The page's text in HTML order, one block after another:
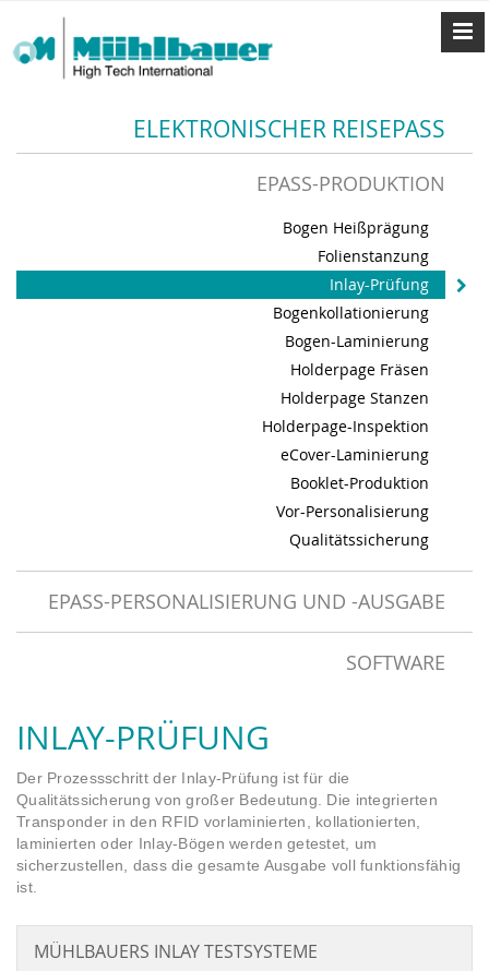
ELEKTRONISCHER REISEPASS
EPASS-PRODUKTION
Bogen Heißprägung
Folienstanzung
Inlay-Prüfung
Bogenkollationierung
Bogen-Laminierung
Holderpage Fräsen
Holderpage Stanzen
Holderpage-Inspektion
eCover-Laminierung
Booklet-Produktion
Vor-Personalisierung
Qualitätssicherung
EPASS-PERSONALISIERUNG UND -AUSGABE
SOFTWARE
INLAY-PRÜFUNG
Der Prozessschritt der Inlay-Prüfung ist für die
Qualitätssicherung von großer Bedeutung. Die integrierten
Transponder in den RFID vorlaminierten, kollationierten,
laminierten oder Inlay-Bögen werden getestet, um
sicherzustellen, dass die gesamte Ausgabe voll funktionsfähig
ist.
MÜHLBAUERS INLAY TESTSYSTEME